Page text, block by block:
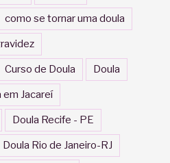
como se tornar uma doula
Curso de Doula Doula
em Jacareí
Doula Recife - PE
Doula Rio de Janeiro-RJ